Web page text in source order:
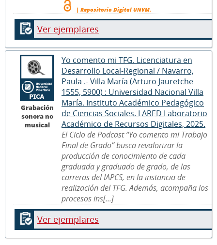
| Repositorio Digital UNVM.
Ver ejemplares
Grabación
sonora no
musical
Yo comento mi TFG. Licenciatura en
Desarrollo Local-Regional / Navarro,
Paula .- Villa María (Arturo Jauretche
1555, 5900) : Universidad Nacional Villa
María. Instituto Académico Pedagógico
de Ciencias Sociales. LARED Laboratorio
Académico de Recursos Digitales, 2025.
El Ciclo de Podcast “Yo comento mi Trabajo
Final de Grado” busca revalorizar la
producción de conocimiento de cada
graduada y graduado de grado, de las
carreras del IAPCS, en la instancia de
realización del TFG. Además, acompaña los
procesos ins[...]
Ver ejemplares